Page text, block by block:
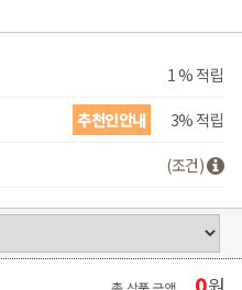
1 % 적립
추천인안내 3% 적립
(조건)